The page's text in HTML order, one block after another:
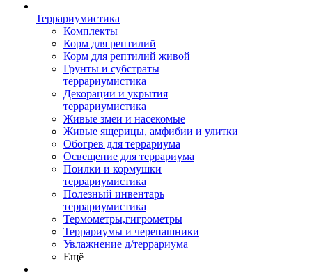
Террариумистика
Комплекты
Корм для рептилий
Корм для рептилий живой
Грунты и субстраты
террариумистика
Декорации и укрытия
террариумистика
Живые змеи и насекомые
Живые ящерицы, амфибии и улитки
Обогрев для террариума
Освещение для террариума
Поилки и кормушки
террариумистика
Полезный инвентарь
террариумистика
Термометры,гигрометры
Террариумы и черепашники
Увлажнение д/террариума
Ещё